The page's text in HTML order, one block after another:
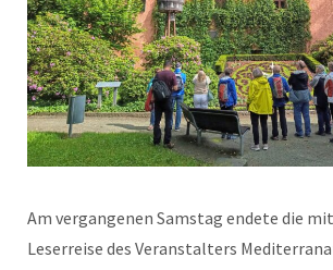
Am vergangenen Samstag endete die
Leserreise des Veranstalters